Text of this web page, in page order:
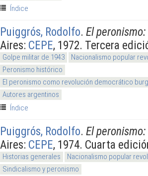
Índice
Puiggrós, Rodolfo. El
Aires: CEPE, 1972. Tercera
Golpe militar de 1943
Nacionalismo popular
Peronismo histórico
El peronismo como revolución democrático
Autores argentinos
Índice
Puiggrós, Rodolfo. El
Aires: CEPE, 1974. Cuarta
Historias generales
Nacionalismo popular
Sindicalismo y peronismo